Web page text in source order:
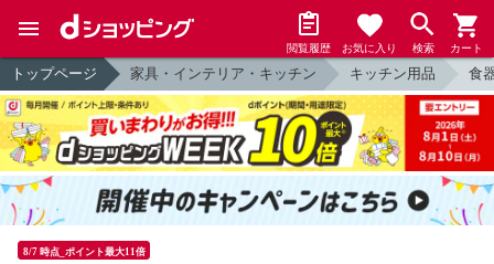
閲覧履歴 お気に入り 検索 カート
トップページ 家具・インテリア・キッチン キッチン用品 食
8/7 時点_ポイント最大11倍